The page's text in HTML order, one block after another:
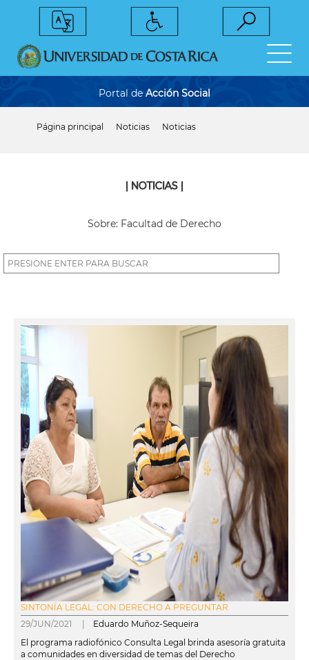
Portal de Acción Social
Página principal Noticias Noticias
| NOTICIAS |
Sobre: Facultad de Derecho
SINTONÍA LEGAL: CON DERECHO A PREGUNTAR
29/JUN/2021 | Eduardo Muñoz-Sequeira
El programa radiofónico Consulta Legal brinda asesoría gratuita
a comunidades en diversidad de temas del Derecho